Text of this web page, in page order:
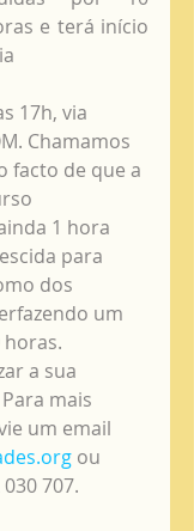
e terá início
17h, via
Chamamos
facto de que a
1 hora
para
dos
um
Para mais
um email
ou
707.